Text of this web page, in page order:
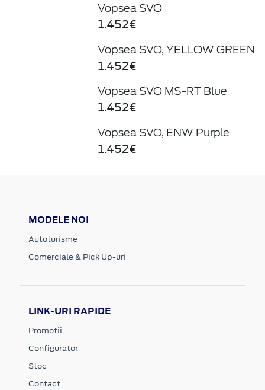
Vopsea SVO
1.452€
Vopsea SVO, YELLOW GREEN
1.452€
Vopsea SVO MS-RT Blue
1.452€
Vopsea SVO, ENW Purple
1.452€
MODELE NOI
Autoturisme
Comerciale & Pick Up-uri
LINK-URI RAPIDE
Promotii
Configurator
Stoc
Contact